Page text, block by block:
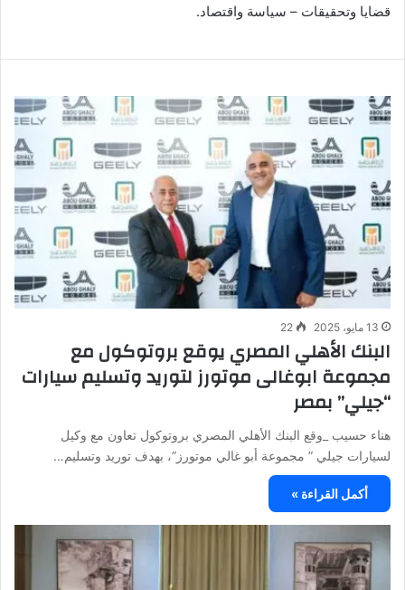
قضايا وتحقيقات – سياسة واقتصاد.
13 مايو، 2025 22
البنك الأهلي المصري يوقع بروتوكول مع
مجموعة ابوغالى موتورز لتوريد وتسليم سيارات
“جيلي” بمصر
هناء حسيب _وقع البنك الأهلي المصري بروتوكول تعاون مع وكيل
لسيارات جيلي ” مجموعة أبو غالي موتورز”، بهدف توريد وتسليم…
أكمل القراءة »